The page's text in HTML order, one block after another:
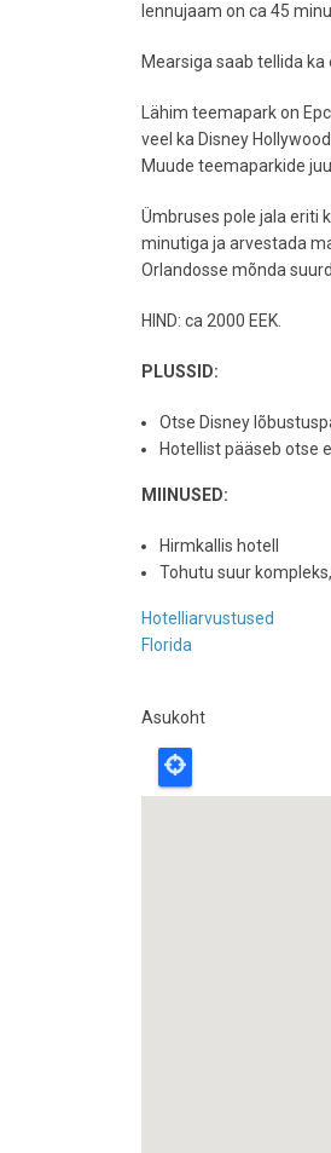
lennujaam on ca 45
Mearsiga saab tellida ka
Lähim teemapark on
veel ka Disney
Muude teemaparkide
Ümbruses pole jala eriti
minutiga ja arvestada
Orlandosse mõnda
HIND: ca 2000 EEK.
PLUSSID:
Otse Disney
Hotellist pääseb otse
MIINUSED:
Hirmkallis hotell
Tohutu suur
Hotelliarvustused
Florida
Asukoht